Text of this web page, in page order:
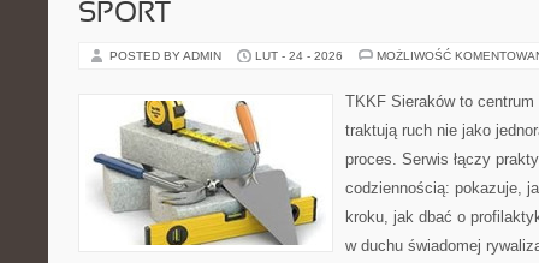
SPORT
POSTED BY ADMIN LUT - 24 - 2026 MOŻLIWOŚĆ
TKKF Sieraków to
traktują ruch nie jako
proces. Serwis łączy
codziennością: pokazuje,
kroku, jak dbać o
w duchu świadomej